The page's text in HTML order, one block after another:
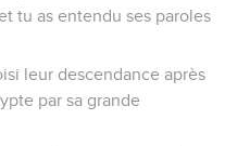
tu as entendu ses paroles
leur descendance après
par sa grande